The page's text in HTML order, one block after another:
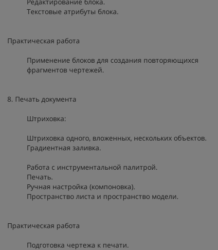
Текстовые атрибуты блока.
Практическая работа
Применение блоков для создания повторяющихся
фрагментов чертежей.
8. Печать документа
Штриховка:
Штриховка одного, вложенных, нескольких объектов.
Градиентная заливка.
Работа с инструментальной палитрой.
Печать.
Ручная настройка (компоновка).
Пространство листа и пространство модели.
Практическая работа
Подготовка чертежа к печати.